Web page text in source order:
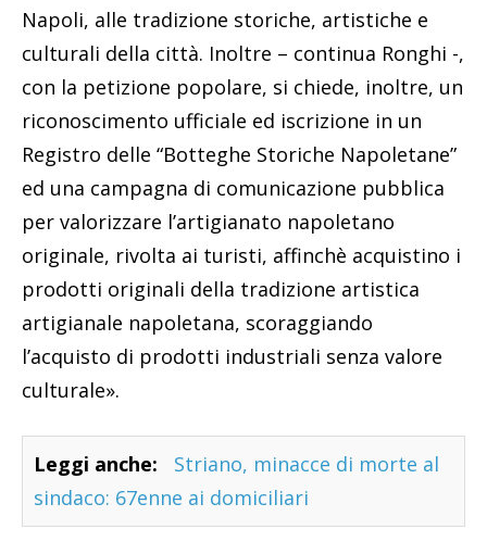
Napoli, alle tradizione storiche, artistiche e
culturali della città. Inoltre – continua Ronghi -,
con la petizione popolare, si chiede, inoltre, un
riconoscimento ufficiale ed iscrizione in un
Registro delle “Botteghe Storiche Napoletane”
ed una campagna di comunicazione pubblica
per valorizzare l’artigianato napoletano
originale, rivolta ai turisti, affinchè acquistino i
prodotti originali della tradizione artistica
artigianale napoletana, scoraggiando
l’acquisto di prodotti industriali senza valore
culturale».
Leggi anche:
Striano, minacce di morte al
sindaco: 67enne ai domiciliari